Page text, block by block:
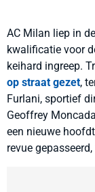
AC Milan liep in
kwalificatie voor
keihard ingreep.
op straat gezet,
Furlani, sportief
Geoffrey
een nieuwe
revue gepasseerd,